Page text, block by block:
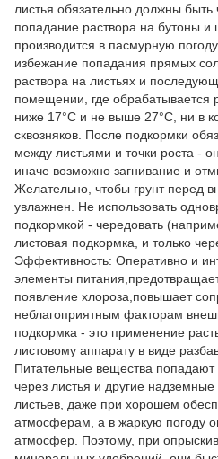
листья обязательно должны
попадание раствора на бутоны и
производится в пасмурную
избежание попадания прямых
раствора на листьях и
помещении, где обрабатывается
ниже 17°С и не выше 27°С, ни в
сквозняков. После подкормки
между листьями и точки роста -
иначе возможно загнивание и
Желательно, чтобы грунт перед
увлажнен. Не использовать
подкормкой - чередовать
листовая подкормка, и только
Эффективность: Оперативно и
элементы
появление хлороза,повышает
неблагоприятным факторам
подкормка - это применение
листовому аппарату в виде
Питательные вещества
через листья и другие
листьев, даже при хорошем
атмосферам, а в жаркую погоду
атмосфер. Поэтому, при